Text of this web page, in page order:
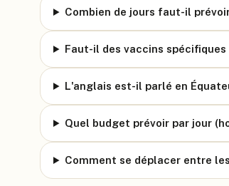
Combien de jours faut-il
Faut-il des vaccins spécifiques
L'anglais est-il parlé en
Quel budget prévoir par jour
Comment se déplacer entre